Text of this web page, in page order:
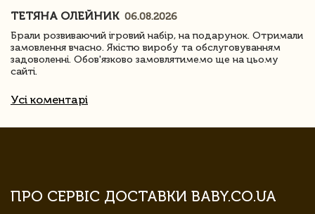
ТЕТЯНА ОЛЕЙНИК 06.08.2026
Брали розвиваючий ігровий набір, на подарунок. Отримали
замовлення вчасно. Якістю виробу та обслуговуванням
задоволенні. Обов'язково замовлятимемо ще на цьому
сайті.
Усі коментарі
ПРО СЕРВІС ДОСТАВКИ BABY.CO.UA